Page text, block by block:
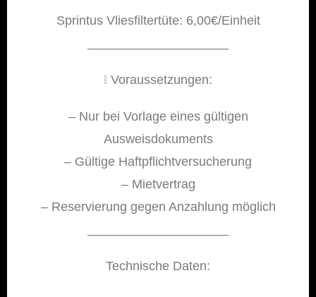
Sprintus Vliesfiltertüte: 6,00€/Einheit
❕️ Voraussetzungen:
– Nur bei Vorlage eines gültigen
Ausweisdokuments
– Gültige Haftpflichtversucherung
– Mietvertrag
– Reservierung gegen Anzahlung möglich
Technische Daten: